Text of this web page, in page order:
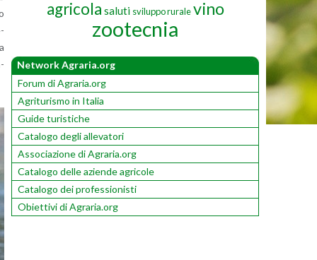
agricola saluti sviluppo rurale vino
zootecnia
Network Agraria.org
Forum di Agraria.org
Agriturismo in Italia
Guide turistiche
Catalogo degli allevatori
Associazione di Agraria.org
Catalogo delle aziende agricole
Catalogo dei professionisti
Obiettivi di Agraria.org